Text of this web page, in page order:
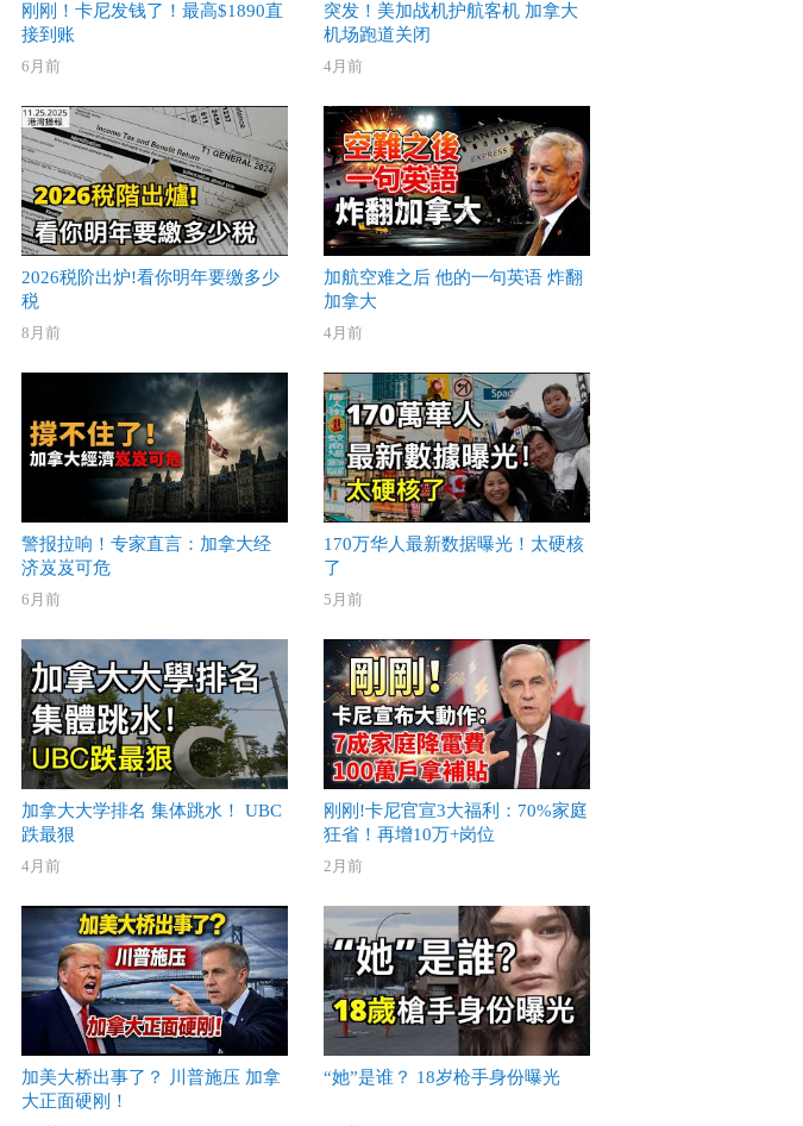
刚刚！卡尼发钱了！最高$1890直
接到账
6月前
突发！美加战机护航客机 加拿大
机场跑道关闭
4月前
2026税阶出炉!看你明年要缴多少
税
8月前
加航空难之后 他的一句英语 炸翻
加拿大
4月前
警报拉响！专家直言：加拿大经
济岌岌可危
6月前
170万华人最新数据曝光！太硬核
了
5月前
加拿大大学排名 集体跳水！ UBC
跌最狠
4月前
刚刚!卡尼官宣3大福利：70%家庭
狂省！再增10万+岗位
2月前
加美大桥出事了？ 川普施压 加拿
大正面硬刚！
“她”是谁？ 18岁枪手身份曝光